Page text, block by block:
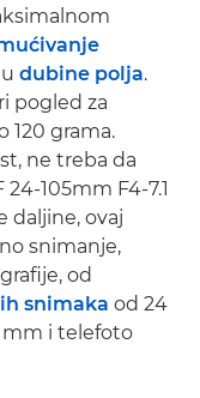
dubine polja.
pogled za
120 grama.
ne treba da
105mm F4-7.1
daljine, ovaj
snimanje,
od
snimaka od 24
i telefoto